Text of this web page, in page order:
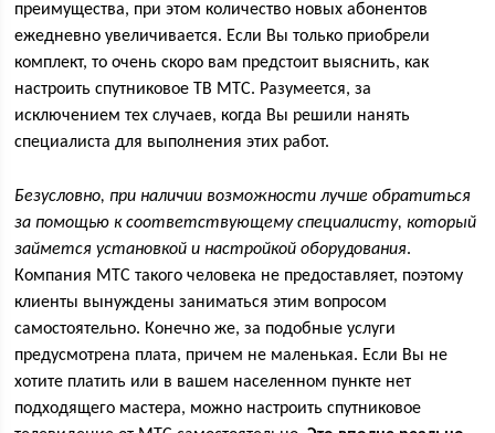
преимущества, при этом количество новых абонентов
ежедневно увеличивается. Если Вы только приобрели
комплект, то очень скоро вам предстоит выяснить, как
настроить спутниковое ТВ МТС. Разумеется, за
исключением тех случаев, когда Вы решили нанять
специалиста для выполнения этих работ.
Безусловно, при наличии возможности лучше обратиться
за помощью к соответствующему специалисту, который
займется установкой и настройкой оборудования.
Компания МТС такого человека не предоставляет, поэтому
клиенты вынуждены заниматься этим вопросом
самостоятельно. Конечно же, за подобные услуги
предусмотрена плата, причем не маленькая. Если Вы не
хотите платить или в вашем населенном пункте нет
подходящего мастера, можно настроить спутниковое